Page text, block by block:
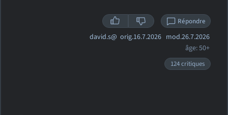
Répondre
david.s@ orig.16.7.2026 mod.26.7.2026
âge: 50+
124 critiques